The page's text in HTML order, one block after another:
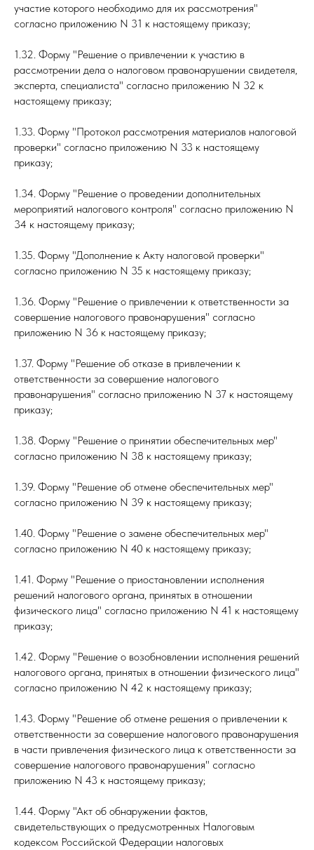
участие которого необходимо для их рассмотрения"
согласно приложению N 31 к настоящему приказу;
1.32. Форму "Решение о привлечении к участию в
рассмотрении дела о налоговом правонарушении свидетеля,
эксперта, специалиста" согласно приложению N 32 к
настоящему приказу;
1.33. Форму "Протокол рассмотрения материалов налоговой
проверки" согласно приложению N 33 к настоящему
приказу;
1.34. Форму "Решение о проведении дополнительных
мероприятий налогового контроля" согласно приложению N
34 к настоящему приказу;
1.35. Форму "Дополнение к Акту налоговой проверки"
согласно приложению N 35 к настоящему приказу;
1.36. Форму "Решение о привлечении к ответственности за
совершение налогового правонарушения" согласно
приложению N 36 к настоящему приказу;
1.37. Форму "Решение об отказе в привлечении к
ответственности за совершение налогового
правонарушения" согласно приложению N 37 к настоящему
приказу;
1.38. Форму "Решение о принятии обеспечительных мер"
согласно приложению N 38 к настоящему приказу;
1.39. Форму "Решение об отмене обеспечительных мер"
согласно приложению N 39 к настоящему приказу;
1.40. Форму "Решение о замене обеспечительных мер"
согласно приложению N 40 к настоящему приказу;
1.41. Форму "Решение о приостановлении исполнения
решений налогового органа, принятых в отношении
физического лица" согласно приложению N 41 к настоящему
приказу;
1.42. Форму "Решение о возобновлении исполнения решений
налогового органа, принятых в отношении физического лица"
согласно приложению N 42 к настоящему приказу;
1.43. Форму "Решение об отмене решения о привлечении к
ответственности за совершение налогового правонарушения
в части привлечения физического лица к ответственности за
совершение налогового правонарушения" согласно
приложению N 43 к настоящему приказу;
1.44. Форму "Акт об обнаружении фактов,
свидетельствующих о предусмотренных Налоговым
кодексом Российской Федерации налоговых